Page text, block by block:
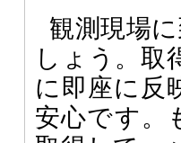
観測現場
しょう。取
に即座に反
安心です。